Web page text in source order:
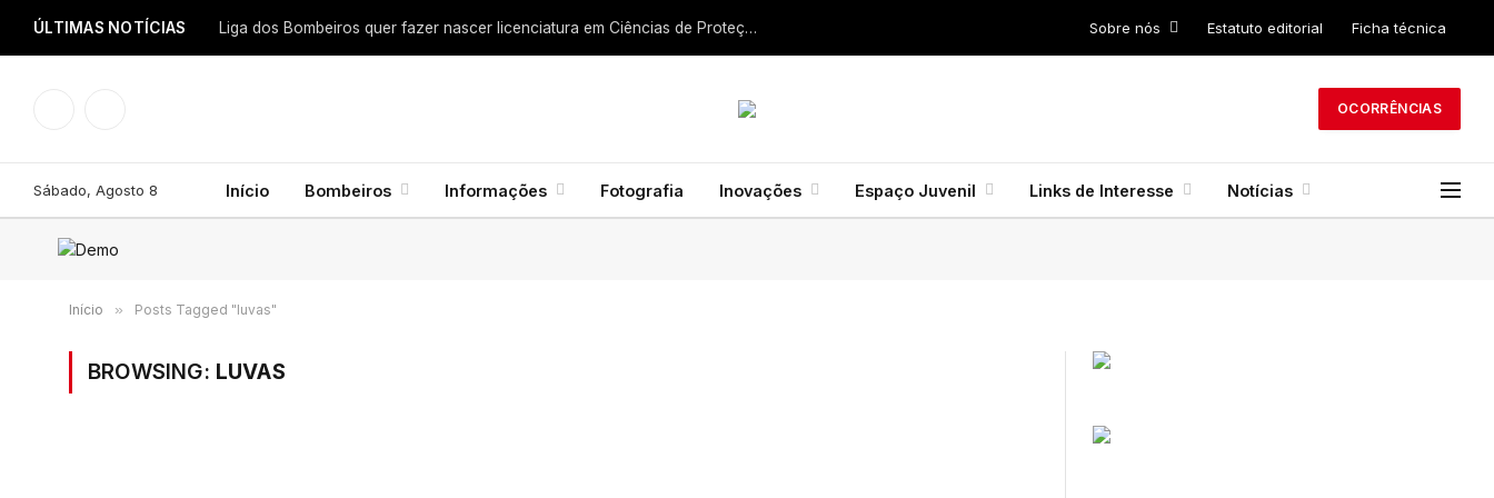
ÚLTIMAS NOTÍCIAS Liga dos Bombeiros quer fazer nascer licenciatura em Ciências de Proteção Civil e Bombeiros Sobre nós Estatuto editorial Ficha técnica
OCORRÊNCIAS
Sábado, Agosto 8 Início Bombeiros Informações Fotografia Inovações Espaço Juvenil Links de Interesse Notícias
Início » Posts Tagged "luvas"
BROWSING: LUVAS